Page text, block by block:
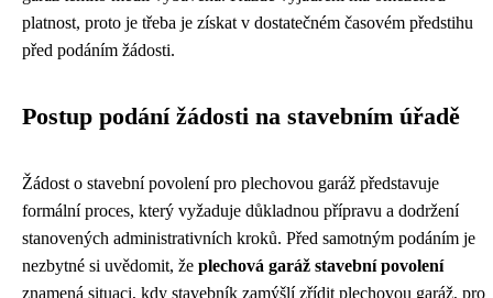
platnost, proto je třeba je získat v dostatečném časovém předstihu
před podáním žádosti.
Postup podání žádosti na stavebním úřadě
Žádost o stavební povolení pro plechovou garáž představuje
formální proces, který vyžaduje důkladnou přípravu a dodržení
stanovených administrativních kroků. Před samotným podáním je
nezbytné si uvědomit, že plechová garáž stavební povolení
znamená situaci, kdy stavebník zamýšlí zřídit plechovou garáž, pro